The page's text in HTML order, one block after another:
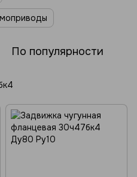
По популярности